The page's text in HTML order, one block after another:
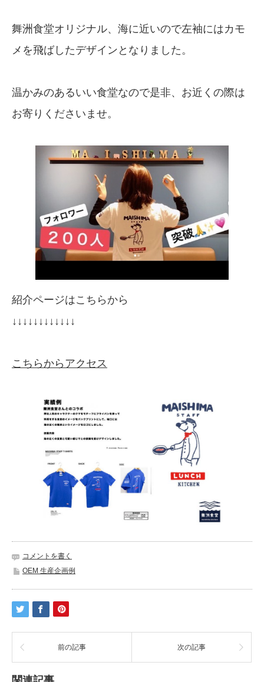
舞洲食堂オリジナル、海に近いので左袖にはカモ
メを飛ばしたデザインとなりました。
温かみのあるいい食堂なので是非、お近くの際は
お寄りくださいませ。
紹介ページはこちらから
↓↓↓↓↓↓↓↓↓↓↓↓
こちらからアクセス
コメントを書く
OEM 生産企画例
前の記事 次の記事